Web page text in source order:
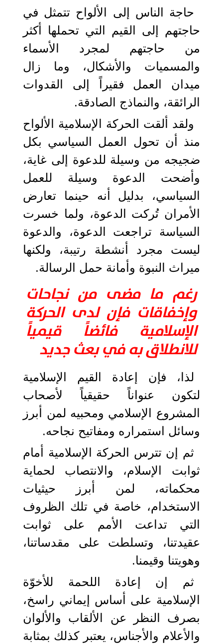
حاجة الناس إلى الألواح تتمثل في
حاجتهم إلى القيم التي تحملها أكثر
من حاجتهم لمجرد الأسماء
والمسميات والأشكال، وما زال
ميدان العمل فقيراً إلى القدوات
الرائقة، والنماذج الصادقة.
ولقد ألقت الحركة الإسلامية الألواح
منذ أن تحول العمل السياسي بكل
ضجيجه من وسيلة للدعوة إلى غاية،
وأضحت الدعوة وسيلة للعمل
السياسي، بدليل أنه حينما تعارض
الأمران تُركت الدعوة، ولما خسرت
السياسة تراجعت الدعوة، والدعوة
ليست مجرد أنشطة رتيبة، ولكنها
ميراث النبوة وأمانة حمل الرسالة.
رغم ما مضى من نجاحات
وإخفاقات فإن لدى الحركة
الإسلامية فائضاً قيمياً
للانطلاق به في بعث جديد
لذا، فإن إعادة القيم الإسلامية
لتكون عنواناً حقيقياً لأصحاب
المشروع الإسلامي ومحبيه لمن أبرز
وسائل استمراره ومفاتيح نجاحه.
ثم إن تترس الحركة الإسلامية أمام
ثوابت الإسلام، والانتصاب لحماية
محكماته، لمن أبرز حيثيات
الاستخدام، خاصة في تلك الظروف
التي تداعت الأمم على ثوابت
عقيدتنا، وتسلطت على مقدساتنا،
وهويتنا وقيمنا.
ثم إن إعادة اللحمة للأخوّة
الإسلامية على أساس إيماني راسخ،
بصرف النظر عن الألقاب والألوان
والأعلام والأجناس، يعتبر كذلك بمثابة